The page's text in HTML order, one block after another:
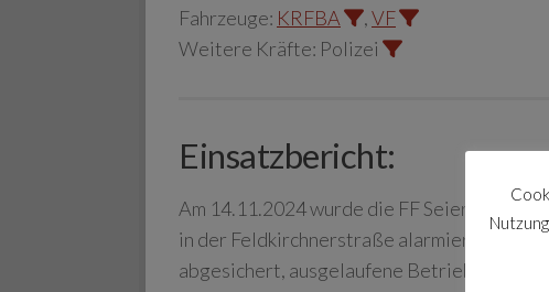
Fahrzeuge: KRFBA ,VF
Weitere Kräfte: Polizei
Einsatzbericht:
Am 14.11.2024 wurde die FF Seiersberg
in der Feldkirchnerstraße alarmiert. Die
abgesichert, ausgelaufene Betriebsmitteln